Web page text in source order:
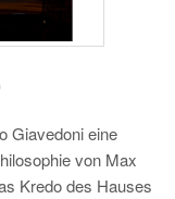
Giavedoni eine
von Max
Kredo des Hauses